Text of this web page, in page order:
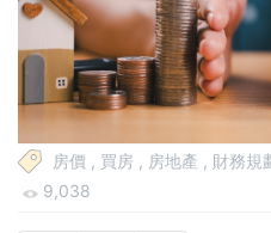
房價 , 買房 , 房地產 , 財務規
9,038